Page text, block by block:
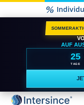
AUF
25
TAGE